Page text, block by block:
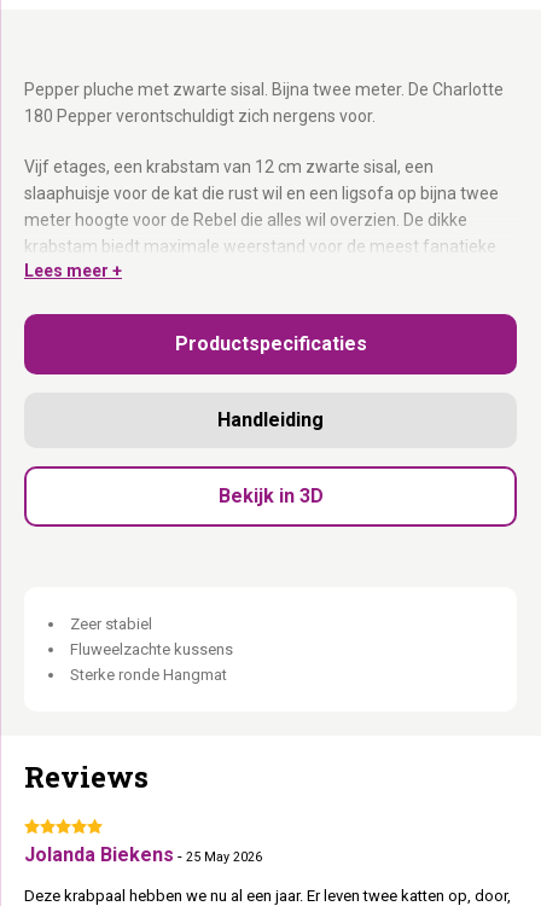
Pepper pluche met zwarte sisal. Bijna twee meter. De Charlotte
180 Pepper verontschuldigt zich nergens voor.
Vijf etages, een krabstam van 12 cm zwarte sisal, een
slaaphuisje voor de kat die rust wil en een ligsofa op bijna twee
meter hoogte voor de Rebel die alles wil overzien. De dikke
krabstam biedt maximale weerstand voor de meest fanatieke
krabbers. Let op: de hangmat van dit model heeft nog geen
Nederland.
Dikke krabstam van 12 cm:Zwarte sisal met maximale
Afgesloten ruimte voor de kat die privacy wil.
Pepper (zwart antraciet) pluche met zwarte sisal:
design voor het moderne interieur.
Lees meer +
Productspecificaties
Handleiding
Bekijk in 3D
Zeer stabiel
Fluweelzachte kussens
Sterke ronde Hangmat
Reviews
Jolanda Biekens - 25 May 2026
Deze krabpaal hebben we nu al een jaar. Er leven twee katten op, door,